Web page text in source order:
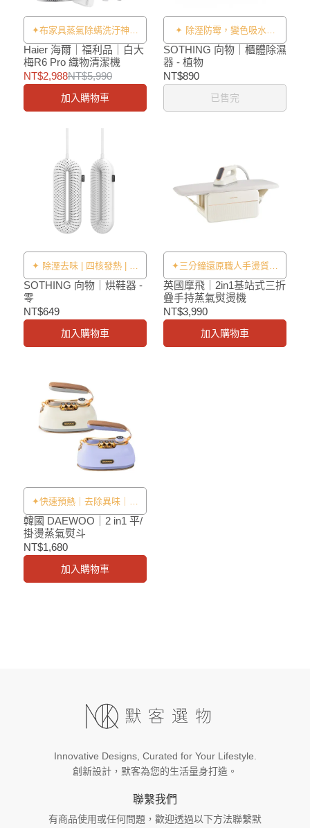
✦布家具蒸氣除螨洗汙神器
✦
Haier 海爾｜福利品｜白大
梅R6 Pro 織物清潔機
NT$2,988NT$5,990
加入購物車
✦ 除溼防霉，變色吸水粒
子，無需通電/循環使用，仿
SOTHING 向物｜櫃體除濕
器 - 植物
NT$890
已售完
✦ 除溼去味 | 四核發熱 | 多
孔散熱 | 三檔定時 ✦
SOTHING 向物｜烘鞋器 -
零
NT$649
加入購物車
✦三分鐘還原職人手燙質感
✦
英國摩飛｜2in1基站式三折
疊手持蒸氣熨燙機
NT$3,990
加入購物車
✦快速預熱｜去除異味｜深
層殺菌除蹣✦
韓國 DAEWOO｜2 in1 平/
掛燙蒸氣熨斗
NT$1,680
加入購物車
Innovative Designs, Curated for Your Lifestyle.
創新設計，默客為您的生活量身打造。
聯繫我們
有商品使用或任何問題，歡迎透過以下方法聯繫默